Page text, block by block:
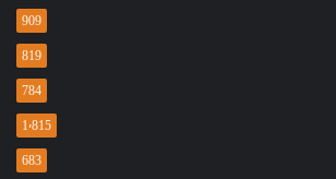
909
819
784
1٬815
683